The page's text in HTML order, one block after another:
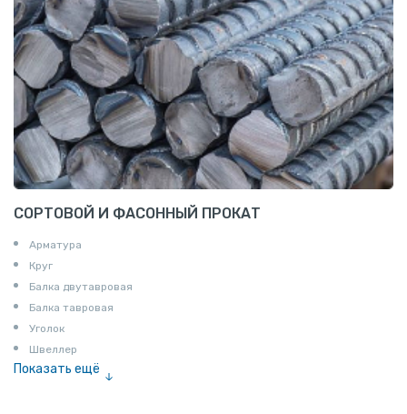
СОРТОВОЙ И ФАСОННЫЙ ПРОКАТ
Арматура
Круг
Балка двутавровая
Балка тавровая
Уголок
Швеллер
Показать ещё